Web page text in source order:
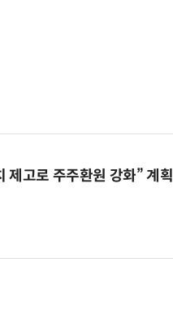
제고로 주주환원 강화” 계획